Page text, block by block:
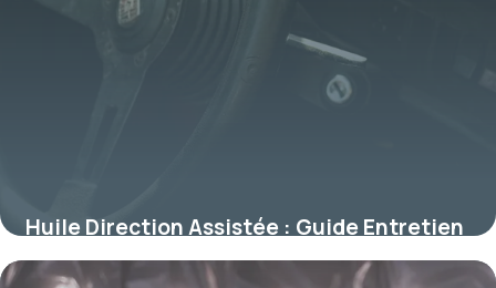
Huile Direction Assistée : Guide Entretien
11 juillet 2026